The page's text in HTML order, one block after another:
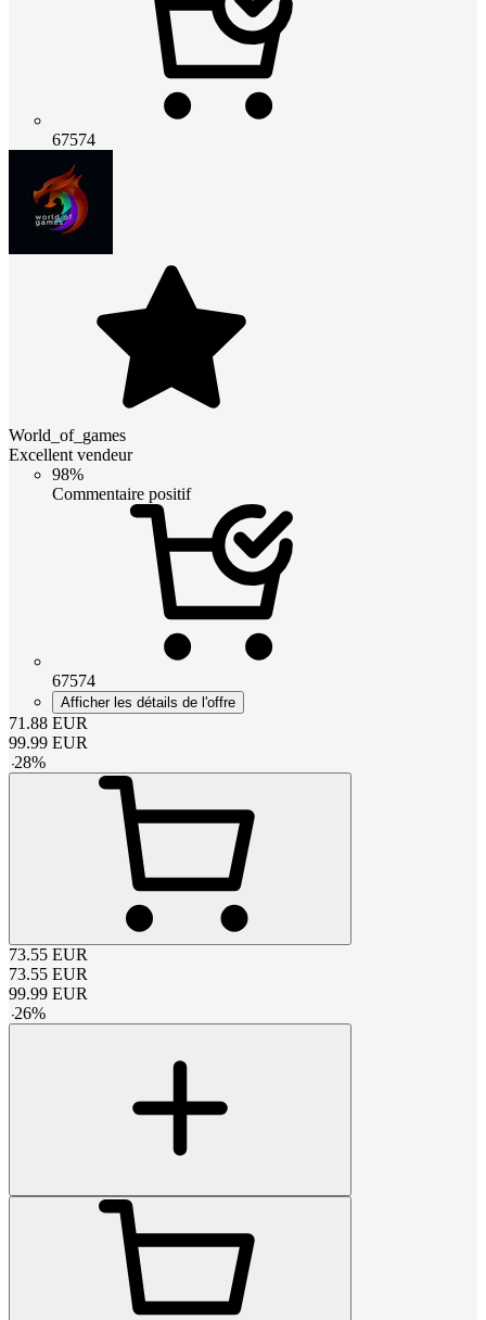
67574
World_of_games
Excellent vendeur
98%
Commentaire positif
67574
Afficher les détails de l'offre
71.88 EUR
99.99 EUR
-28%
73.55 EUR
73.55 EUR
99.99 EUR
-26%